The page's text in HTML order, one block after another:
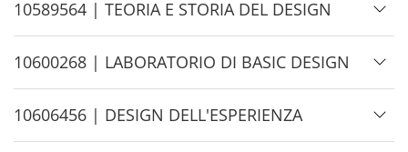
e
H
i
d
e
10589564 | TEORIA E STORIA DEL DESIGN
H
i
d
e
10600268 | LABORATORIO DI BASIC DESIGN
H
i
10606456 | DESIGN DELL'ESPERIENZA